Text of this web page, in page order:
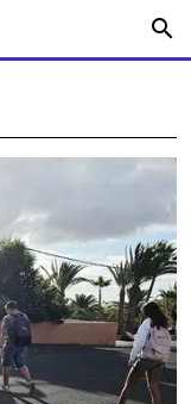
search